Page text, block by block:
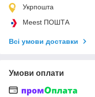
Укрпошта
Meest ПОШТА
Всі умови доставки
Умови оплати